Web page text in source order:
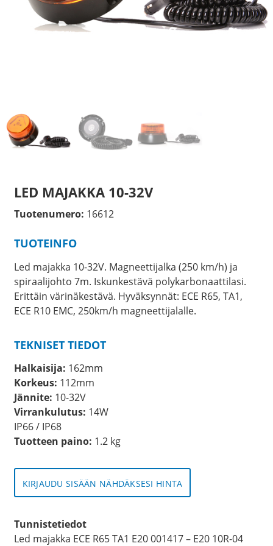
LED MAJAKKA 10-32V
Tuotenumero: 16612
TUOTEINFO
Led majakka 10-32V. Magneettijalka (250 km/h) ja
spiraalijohto 7m. Iskunkestävä polykarbonaattilasi.
Erittäin värinäkestävä. Hyväksynnät: ECE R65, TA1,
ECE R10 EMC, 250km/h magneettijalalle.
TEKNISET TIEDOT
Halkaisija: 162mm
Korkeus: 112mm
Jännite: 10-32V
Virrankulutus: 14W
IP66 / IP68
Tuotteen paino: 1.2 kg
KIRJAUDU SISÄÄN NÄHDÄKSESI HINTA
Tunnistetiedot
Led majakka ECE R65 TA1 E20 001417 – E20 10R-04